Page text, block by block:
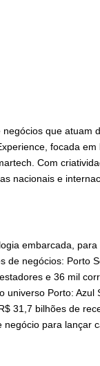
que atuam
focada em
Com
nacionais e
embarcada,
de negócios: Porto
e 36 mil
universo Porto: Azul
31,7 bilhões de
para lançar